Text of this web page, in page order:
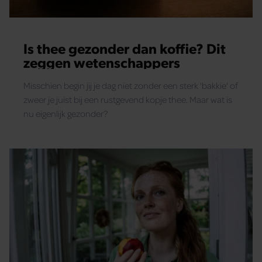
Is thee gezonder dan koffie? Dit
zeggen wetenschappers
Misschien begin jij je dag niet zonder een sterk 'bakkie' of
zweer je juist bij een rustgevend kopje thee. Maar wat is
nu eigenlijk gezonder?